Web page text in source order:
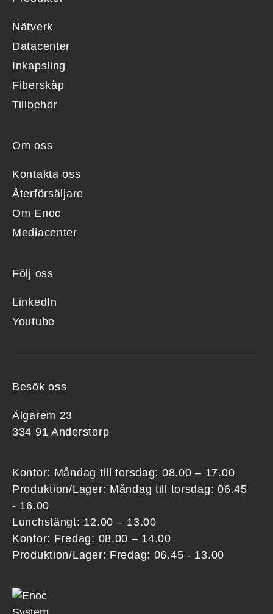
Nätverk
Datacenter
Inkapsling
Fiberskåp
Tillbehör
Om oss
Kontakta oss
Återförsäljare
Om Enoc
Mediacenter
Följ oss
LinkedIn
Youtube
Besök oss
Älgarem 23
334 91 Anderstorp
Kontor: Måndag till torsdag: 08.00 – 17.00
Produktion/Lager: Måndag till torsdag: 06.45
- 16.00
Lunchstängt: 12.00 – 13.00
Kontor: Fredag: 08.00 – 14.00
Produktion/Lager: Fredag: 06.45 - 13.00